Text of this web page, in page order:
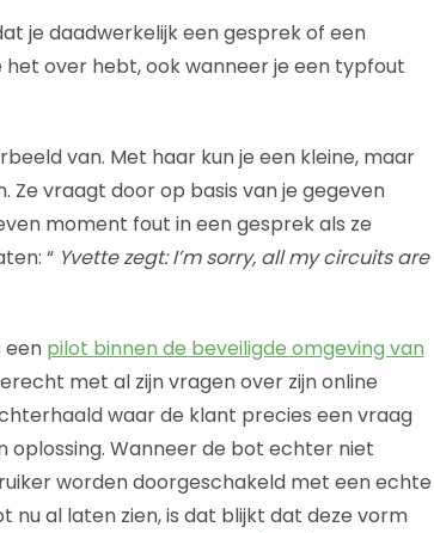
je daadwerkelijk een gesprek of een
over hebt, ook wanneer je een typfout
van. Met haar kun je een kleine, maar
Ze vraagt door op basis van je gegeven
moment fout in een gesprek als ze
“Yvette zegt: I’m sorry, all my circuits are
een pilot binnen de beveiligde omgeving van
met al zijn vragen over zijn online
waar de klant precies een vraag
Wanneer de bot echter niet
worden doorgeschakeld met een echte
nu al laten zien, is dat blijkt dat deze vorm